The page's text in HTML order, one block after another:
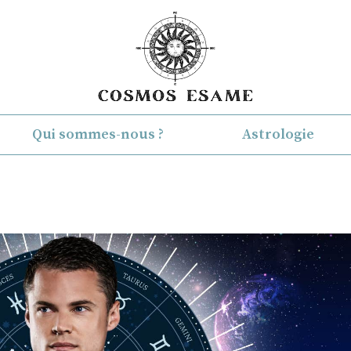
Qui sommes-nous ? Astrologie